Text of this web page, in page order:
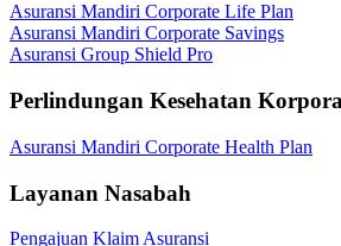
Asuransi Mandiri Corporate Life Plan
Asuransi Mandiri Corporate Savings
Asuransi Group Shield Pro
Perlindungan Kesehatan
Asuransi Mandiri Corporate Health Plan
Layanan Nasabah
Pengajuan Klaim Asuransi